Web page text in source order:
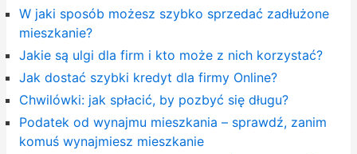
W jaki sposób możesz szybko sprzedać zadłużone
mieszkanie?
Jakie są ulgi dla firm i kto może z nich korzystać?
Jak dostać szybki kredyt dla firmy Online?
Chwilówki: jak spłacić, by pozbyć się długu?
Podatek od wynajmu mieszkania – sprawdź, zanim
komuś wynajmiesz mieszkanie